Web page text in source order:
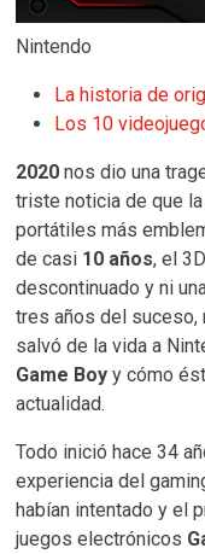
Nintendo
La historia de
Los 10
2020nos dio una
triste noticia de que
portátiles más
de casi 10 años, el
descontinuado y ni
tres años del suceso,
salvó de la vida a
Game Boyy cómo
actualidad.
Todo inició hace 34
experiencia del
habían intentado y el
juegos electrónicos